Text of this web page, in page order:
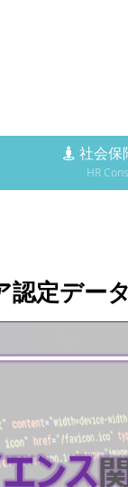
社会保
HR
定デー